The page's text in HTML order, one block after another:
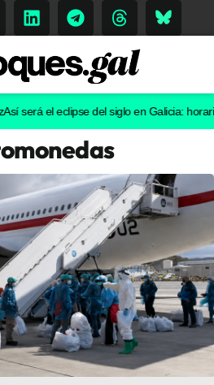
el eclipse del siglo en Galicia: horarios y